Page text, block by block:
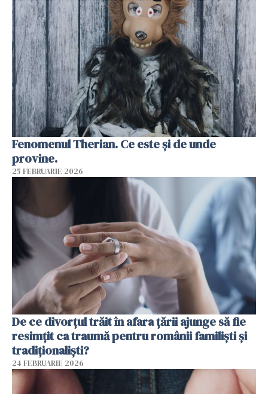
Fenomenul Therian. Ce este și de unde
provine.
25 FEBRUARIE 2026
De ce divorțul trăit în afara țării ajunge să fie
resimțit ca traumă pentru românii familiști și
tradiționaliști?
24 FEBRUARIE 2026